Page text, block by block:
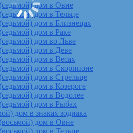
дом в Овне
дом в Тельце
дом в Близнецах
дом в Раке
дом во Льве
дом в Деве
дом в Весах
дом в Скорпионе
дом в Стрельце
дом в Козероге
дом в Водолее
дом в Рыбах
дом в знаках зодиака
дом в Овне
дом в Тельце